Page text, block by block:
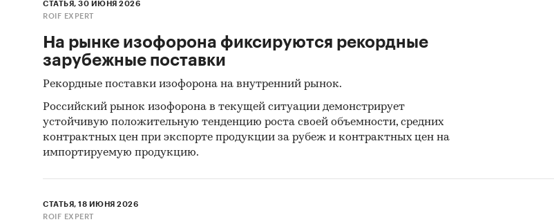
Швеция, Япония. Указанные страны именуются
текущая информация по видам аминов:
Метиламин, ди- или триметиламин и их
СТАТЬЯ, 30 ИЮНЯ 2026
ROIF EXPERT
На рынке изофорона фиксируются рекордные
зарубежные поставки
Рекордные поставки изофорона на внутренний рынок.
Российский рынок изофорона в текущей ситуации демонстрирует
устойчивую положительную тенденцию роста своей объемности, средних
контрактных цен при экспорте продукции за рубеж и контрактных цен на
импортируемую продукцию.
СТАТЬЯ, 18 ИЮНЯ 2026
ROIF EXPERT